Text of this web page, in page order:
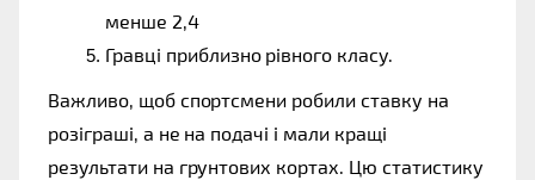
менше 2,4
Гравці приблизно рівного класу.
Важливо, щоб спортсмени робили ставку на
розіграші, а не на подачі і мали кращі
результати на грунтових кортах. Цю статистику